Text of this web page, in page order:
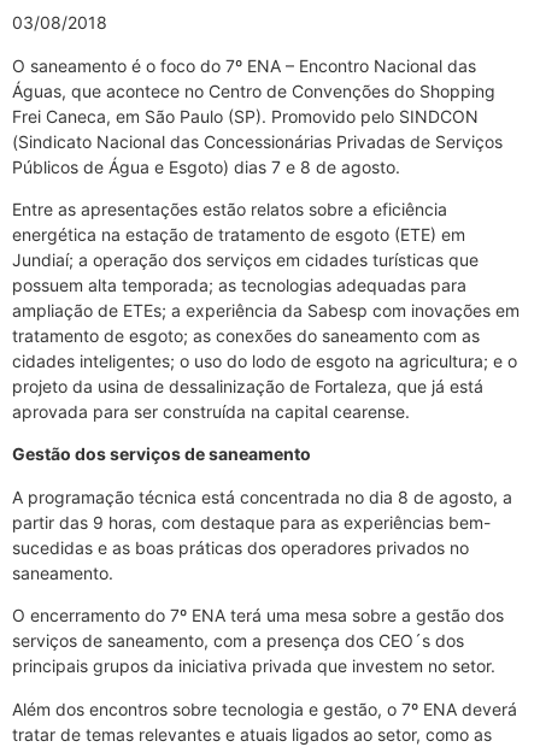
03/08/2018
O saneamento é o foco do 7º ENA – Encontro Nacional das
Águas, que acontece no Centro de Convenções do Shopping
Frei Caneca, em São Paulo (SP). Promovido pelo SINDCON
(Sindicato Nacional das Concessionárias Privadas de Serviços
Públicos de Água e Esgoto) dias 7 e 8 de agosto.
Entre as apresentações estão relatos sobre a eficiência
energética na estação de tratamento de esgoto (ETE) em
Jundiaí; a operação dos serviços em cidades turísticas que
possuem alta temporada; as tecnologias adequadas para
ampliação de ETEs; a experiência da Sabesp com inovações em
tratamento de esgoto; as conexões do saneamento com as
cidades inteligentes; o uso do lodo de esgoto na agricultura; e o
projeto da usina de dessalinização de Fortaleza, que já está
aprovada para ser construída na capital cearense.
Gestão dos serviços de saneamento
A programação técnica está concentrada no dia 8 de agosto, a
partir das 9 horas, com destaque para as experiências bem-
sucedidas e as boas práticas dos operadores privados no
saneamento.
O encerramento do 7º ENA terá uma mesa sobre a gestão dos
serviços de saneamento, com a presença dos CEO´s dos
principais grupos da iniciativa privada que investem no setor.
Além dos encontros sobre tecnologia e gestão, o 7º ENA deverá
tratar de temas relevantes e atuais ligados ao setor, como as